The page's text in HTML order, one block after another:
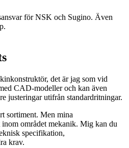
ställdon
för NSK och Sugino. Även
det är jag som vid
CAD-modeller och kan även
justeringar utifrån standardritningar.
sortiment. Men mina
området mekanik. Mig kan du
specifikation,
krav.